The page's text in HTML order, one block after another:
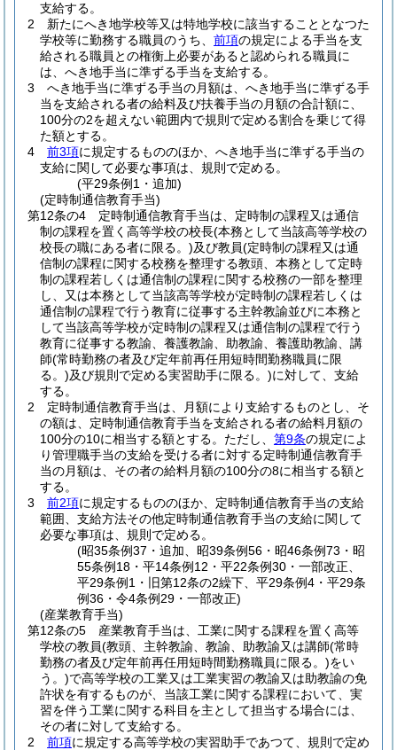
支給する。
2
新たにへき地学校等又は特地学校に該当することとなつた
学校等に勤務する職員のうち、 前項の規定による手当を支
給される職員との権衡上必要があると認められる職員に
は、へき地手当に準ずる手当を支給する。
3
へき地手当に準ずる手当の月額は、へき地手当に準ずる手
当を支給される者の給料及び扶養手当の月額の合計額に、
100分の2を超えない範囲内で規則で定める割合を乗じて得
た額とする。
4
前3項に規定するもののほか、へき地手当に準ずる手当の
支給に関して必要な事項は、規則で定める。
(平29条例1・追加)
(定時制通信教育手当)
第12条の4
定時制通信教育手当は、定時制の課程又は通信
制の課程を置く高等学校の校長(本務として当該高等学校の
校長の職にある者に限る。)及び教員(定時制の課程又は通
信制の課程に関する校務を整理する教頭、本務として定時
制の課程若しくは通信制の課程に関する校務の一部を整理
し、又は本務として当該高等学校が定時制の課程若しくは
通信制の課程で行う教育に従事する主幹教諭並びに本務と
して当該高等学校が定時制の課程又は通信制の課程で行う
教育に従事する教諭、養護教諭、助教諭、養護助教諭、講
師(常時勤務の者及び定年前再任用短時間勤務職員に限
る。)及び規則で定める実習助手に限る。)に対して、支給
する。
2
定時制通信教育手当は、月額により支給するものとし、そ
の額は、定時制通信教育手当を支給される者の給料月額の
100分の10に相当する額とする。 ただし、 第9条の規定によ
り管理職手当の支給を受ける者に対する定時制通信教育手
当の月額は、その者の給料月額の100分の8に相当する額と
する。
3
前2項に規定するもののほか、定時制通信教育手当の支給
範囲、支給方法その他定時制通信教育手当の支給に関して
必要な事項は、規則で定める。
(昭35条例37・追加、昭39条例56・昭46条例73・昭
55条例18・平14条例12・平22条例30・一部改正、
平29条例1・旧第12条の2繰下、平29条例4・平29条
例36・令4条例29・一部改正)
(産業教育手当)
第12条の5
産業教育手当は、工業に関する課程を置く高等
学校の教員(教頭、主幹教諭、教諭、助教諭又は講師(常時
勤務の者及び定年前再任用短時間勤務職員に限る。)をい
う。)で高等学校の工業又は工業実習の教諭又は助教諭の免
許状を有するものが、当該工業に関する課程において、実
習を伴う工業に関する科目を主として担当する場合には、
その者に対して支給する。
2
前項に規定する高等学校の実習助手であつて、規則で定め